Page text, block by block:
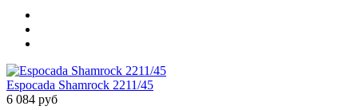
Espocada Shamrock 2211/45
6 084 руб